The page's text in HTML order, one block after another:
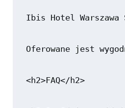
Ibis Hotel
Oferowane jest
<h2>FAQ</h2>